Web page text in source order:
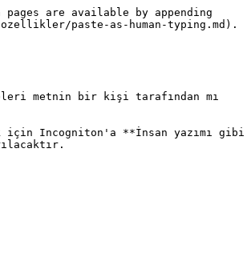
are available by appending
paste-as-human-typing.md).
metnin bir kişi tarafından mı
için Incogniton'a **İnsan yazımı gibi